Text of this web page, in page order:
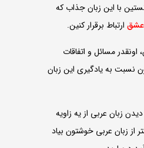
با این زبان جذاب که
عشق ارتباط برقرار کنین.
مسائل و اتفاقات
نسبت به یادگیری این زبان
زبان عربی از یه زاویه
از زبان عربی خوشتون بیاد